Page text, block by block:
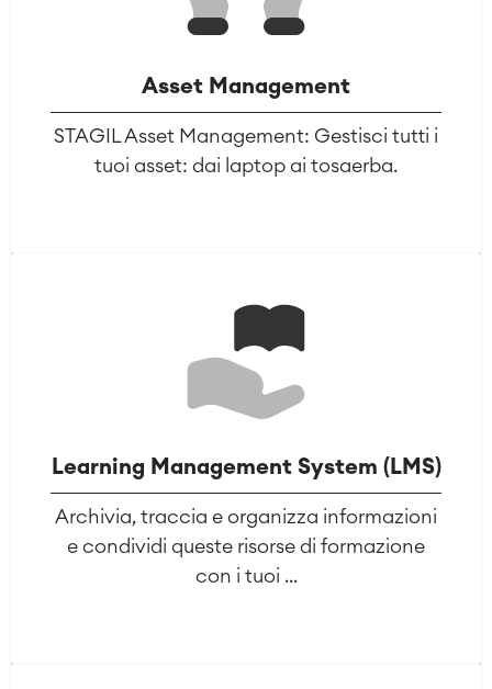
Asset Management
STAGIL Asset Management: Gestisci tutti i
tuoi asset: dai laptop ai tosaerba.
Learning Management System (LMS)
Archivia, traccia e organizza informazioni
e condividi queste risorse di formazione
con i tuoi ...